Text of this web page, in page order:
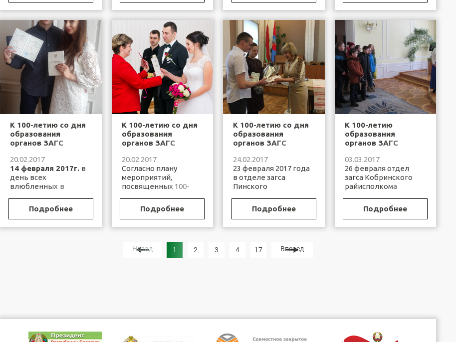
базе...
ЗАГС,...
стремятся...
К 100-летию со дня
образования
органов ЗАГС
Беларусь
20.02.2017
14 февраля 2017г. в
день всех
влюбленных в
горисполкома было
зарегистрировано...
Подробнее
К 100-летию со дня
образования
органов ЗАГС
Беларусь. О
проведении акции
«Все начинается с
любви….»
20.02.2017
Согласно плану
мероприятий,
посвященных 100-
образования органов
загса, в День...
Подробнее
К 100-летию со дня
образования
органов ЗАГС
Беларусь
24.02.2017
23 февраля 2017 года
в отделе загса
Пинского
торжественная
регистрация
заключения ...
Подробнее
К 100-летию
образования
органов ЗАГС
Беларусь!
03.03.2017
26 февраля отдел
загса Кобринского
райисполкома
Остромичской СШ с ...
Подробнее
Назад 1 2 3 4 17 Вперед